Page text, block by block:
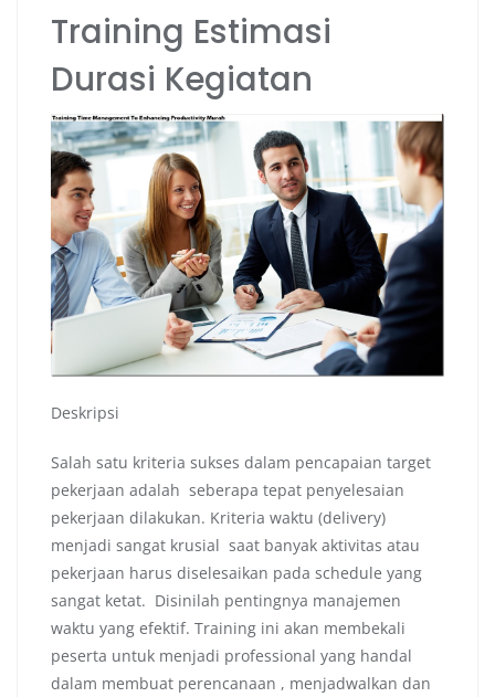
Training Estimasi
Durasi Kegiatan
Deskripsi
Salah satu kriteria sukses dalam pencapaian target
pekerjaan adalah seberapa tepat penyelesaian
pekerjaan dilakukan. Kriteria waktu (delivery)
menjadi sangat krusial saat banyak aktivitas atau
pekerjaan harus diselesaikan pada schedule yang
sangat ketat. Disinilah pentingnya manajemen
waktu yang efektif. Training ini akan membekali
peserta untuk menjadi professional yang handal
dalam membuat perencanaan , menjadwalkan dan